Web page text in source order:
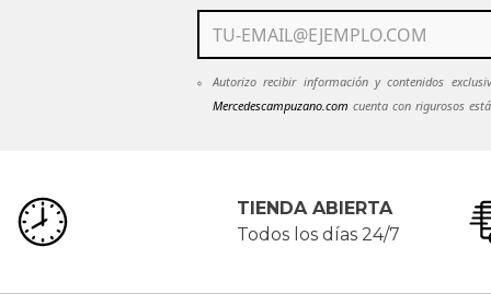
Autorizo recibir información y contenidos
Mercedescampuzano.com cuenta con rigurosos
TIENDA ABIERTA
Todos los días 24/7